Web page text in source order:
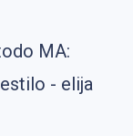
MA:
- elija